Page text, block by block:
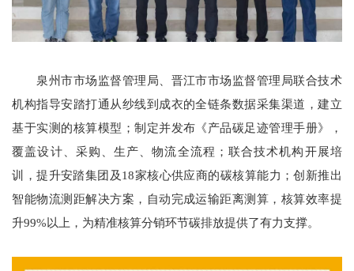
泉州市市场监督管理局、晋江市市场监督管理局联合技术
机构指导安踏打通从纱线到成衣的全链条数据采集渠道，建立
基于实测的核算模型；制定并发布《产品碳足迹管理手册》，
覆盖设计、采购、生产、物流全流程；联合技术机构开展培
训，提升安踏集团及18家核心供应商的碳核算能力；创新推出
智能物流测距解决方案，自动完成运输距离测算，核算效率提
升99%以上，为精准核算分销环节碳排放提供了有力支撑。